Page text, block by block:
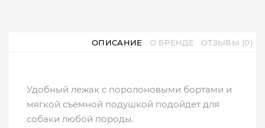
ОПИСАНИЕ О БРЕНДЕ ОТЗЫВЫ (0)
Удобный лежак с поролоновыми бортами и
мягкой съемной подушкой подойдет для
собаки любой породы.